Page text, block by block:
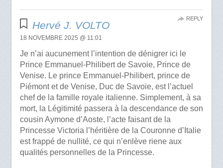
Hervé J. VOLTO
18 NOVEMBRE 2025 @ 11:01
Je n’ai aucunement l’intention de dénigrer ici le
Prince Emmanuel-Philibert de Savoie, Prince de
Venise. Le prince Emmanuel-Philibert, prince de
Piémont et de Venise, Duc de Savoie, est l’actuel
chef de la famille royale italienne. Simplement, à sa
mort, la Légitimité passera à la descendance de son
cousin Aymone d’Aoste, l’acte faisant de la
Princesse Victoria l’héritière de la Couronne d’Italie
est frappé de nullité, ce qui n’enlève riene aux
qualités personnelles de la Princesse.
REPLY